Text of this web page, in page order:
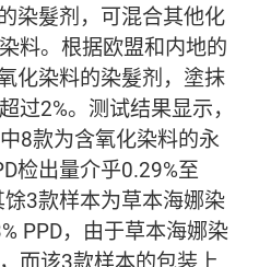
染髮剂，可混合其他化
料。根据欧盟和内地的
化染料的染髮剂，塗抹
过2%。测试结果显示，
8款为含氧化染料的永
检出量介乎0.29%至
3款样本为草本海娜染
PPD，由于草本海娜染